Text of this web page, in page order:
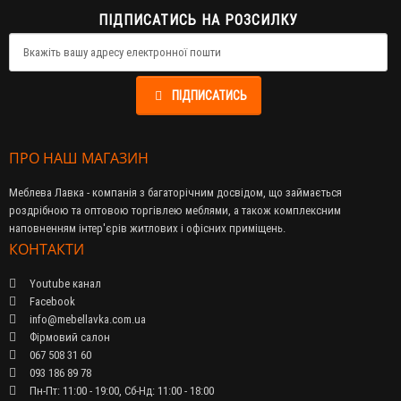
ПІДПИСАТИСЬ НА РОЗСИЛКУ
ПІДПИСАТИСЬ
ПРО НАШ МАГАЗИН
Меблева Лавка - компанія з багаторічним досвідом, що займається
роздрібною та оптовою торгівлею меблями, а також комплексним
наповненням інтер'єрів житлових і офісних приміщень.
КОНТАКТИ
Youtube канал
Facebook
info@mebellavka.com.ua
Фірмовий салон
067 508 31 60
093 186 89 78
Пн-Пт: 11:00 - 19:00, Сб-Нд: 11:00 - 18:00